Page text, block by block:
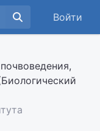
Войти